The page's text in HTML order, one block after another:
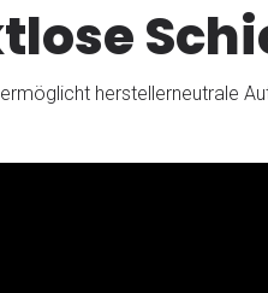
herstellerneutrale